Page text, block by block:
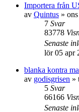
Importera från
av Quintus »
7 Svar
83778
Senaste
lör 05 apr
blanka kontra
av godisgrisen »
5 Svar
66166
Senaste